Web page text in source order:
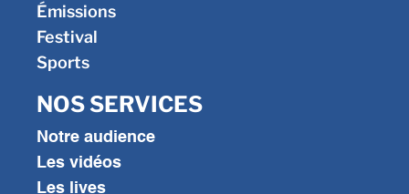
Émissions
Festival
Sports
NOS SERVICES
Notre audience
Les vidéos
Les lives